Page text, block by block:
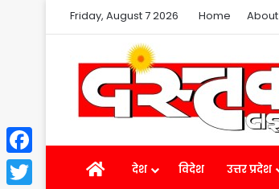
Friday, August 7 2026 Home About
Homeदेश विदेश उत्तर प्रदेश
Facebook